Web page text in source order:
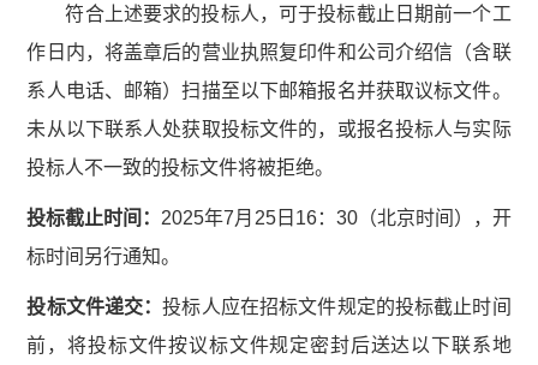
符合上述要求的投标人，可于投标截止日期前一个工
作日内，将盖章后的营业执照复印件和公司介绍信（含联
系人电话、邮箱）扫描至以下邮箱报名并获取议标文件。
未从以下联系人处获取投标文件的，或报名投标人与实际
投标人不一致的投标文件将被拒绝。
投标截止时间： 2025年7月25日16：30（北京时间），开
标时间另行通知。
投标文件递交：投标人应在招标文件规定的投标截止时间
前，将投标文件按议标文件规定密封后送达以下联系地